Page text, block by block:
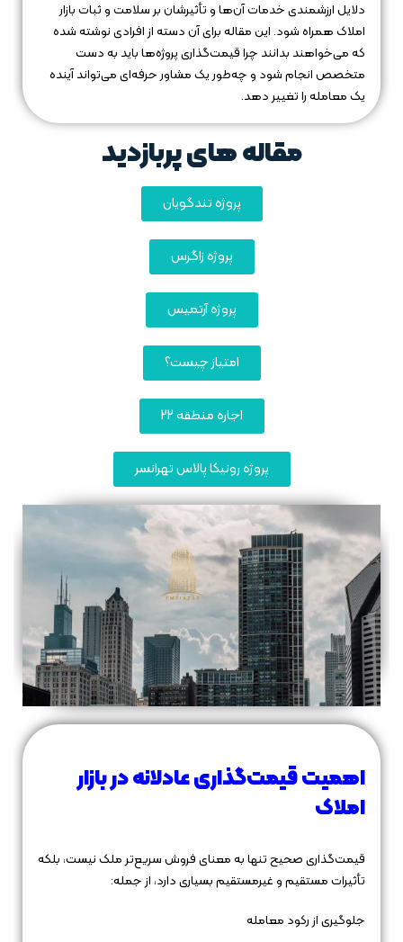
دلایل ارزشمندی خدمات آن‌ها و تأثیرشان بر سلامت و ثبات بازار
املاک همراه شود. این مقاله برای آن دسته از افرادی نوشته شده
که می‌خواهند بدانند چرا قیمت‌گذاری پروژه‌ها باید به دست
متخصص انجام شود و چه‌طور یک مشاور حرفه‌ای می‌تواند آینده
یک معامله را تغییر دهد.
مقاله های پربازدید
پروژه تندگویان
پروژه زاگرس
پروژه آرتمیس
امتیاز چیست؟
اجاره منطقه 22
پروژه رونیکا پالاس تهرانسر
اهمیت قیمت‌گذاری عادلانه در بازار
املاک
قیمت‌گذاری صحیح تنها به معنای فروش سریع‌تر ملک نیست، بلکه
تأثیرات مستقیم و غیرمستقیم بسیاری دارد، از جمله:
جلوگیری از رکود معامله